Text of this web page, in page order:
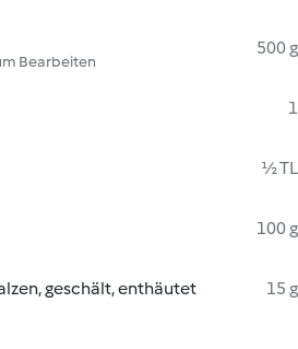
Bearbeiten
500 g
1
½ TL
100 g
geschält, enthäutet 15 g